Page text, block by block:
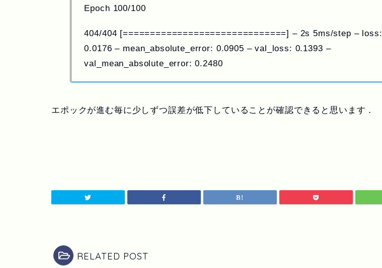
Epoch 100/100
404/404 [==============================] – 2s 5ms/step – loss:
0.0176 – mean_absolute_error: 0.0905 – val_loss: 0.1393 –
val_mean_absolute_error: 0.2480
エポックが進む毎に少しずつ誤差が低下していることが確認できると思います．
RELATED POST